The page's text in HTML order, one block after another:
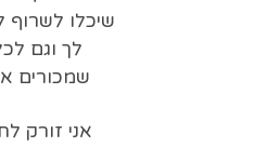
שיכלו
לך וגם
שמכורים
אני זורק